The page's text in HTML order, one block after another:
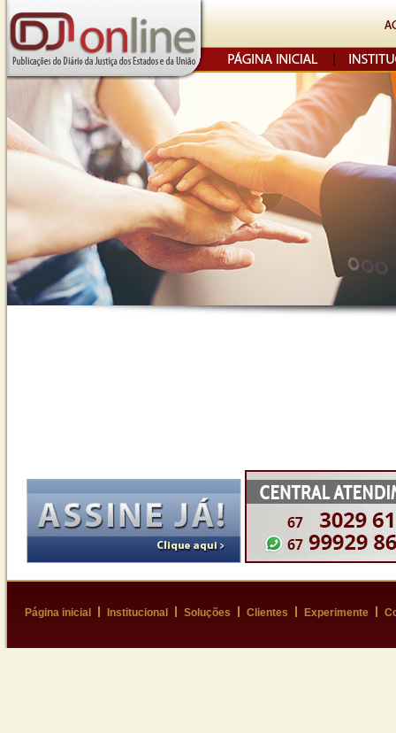
Página inicial Institucional Soluções Clientes Experimente